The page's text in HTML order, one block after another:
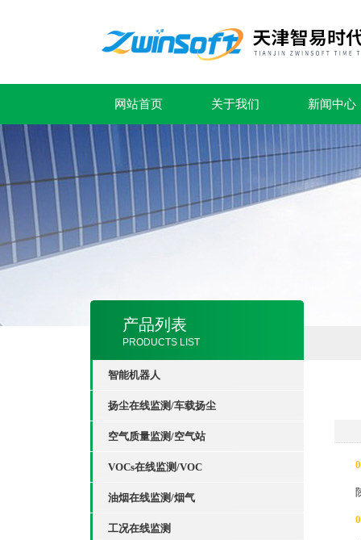
网站首页 关于我们 新闻中心
产品列表
PRODUCTS LIST
智能机器人
扬尘在线监测/车载扬尘
空气质量监测/空气站
VOCs在线监测/VOC
油烟在线监测/烟气
工况在线监测
0
0